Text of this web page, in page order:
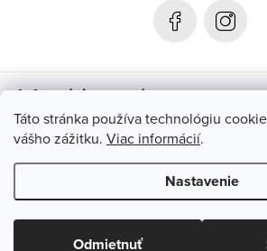
Táto stránka používa technológiu
vášho zážitku. Viac informácií.
Nastavenie
Odmietnuť
e
Informácie pre vás
Instagram
Copyright 2026CUBESHOP.SK. Všetky
nastavenie cookies